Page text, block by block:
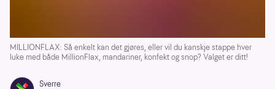
MILLIONFLAX: Så enkelt kan det gjøres, eller vil du kanskje stappe hver
luke med både MillionFlax, mandariner, konfekt og snop? Valget er ditt!
Sverre